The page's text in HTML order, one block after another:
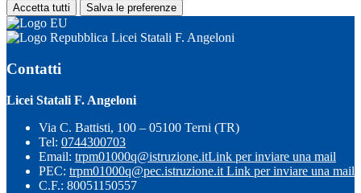
Accetta tutti Salva le preferenze
Licei Statali F. Angeloni
Contatti
Licei Statali F. Angeloni
Via C. Battisti, 100 – 05100 Terni (TR)
Tel: 0744300703
Email: trpm01000q@istruzione.itLink per inviare una mail
PEC: trpm01000q@pec.istruzione.it Link per inviare una mail
C.F.: 80051150557